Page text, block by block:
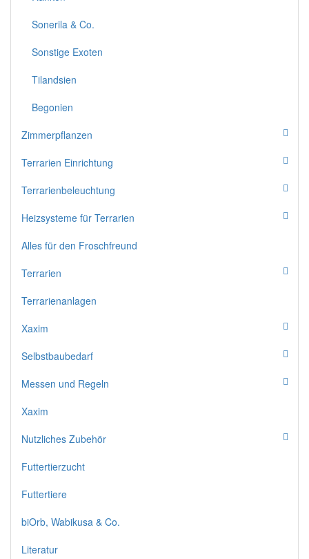
Sonerila & Co.
Sonstige Exoten
Tilandsien
Begonien
Zimmerpflanzen
Terrarien Einrichtung
Terrarienbeleuchtung
Heizsysteme für Terrarien
Alles für den Froschfreund
Terrarien
Terrarienanlagen
Xaxim
Selbstbaubedarf
Messen und Regeln
Xaxim
Nutzliches Zubehör
Futtertierzucht
Futtertiere
biOrb, Wabikusa & Co.
Literatur